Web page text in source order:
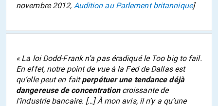
novembre 2012, Audition au Parlement britannique]
«La loi Dodd-Frank n’a pas éradiqué le Too big to fail.
En effet, notre point de vue à la Fed de Dallas est
qu’elle peut en faitperpétuer une tendance déjà
dangereuse de concentrationcroissante de
l’industrie bancaire. […] À mon avis, il n’y a qu’une